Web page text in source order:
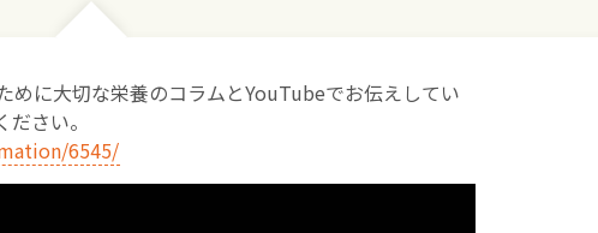
めに大切な栄養のコラムとYouTubeでお伝えしてい
さい。
6545/
診療料金
妊婦健診
お産について